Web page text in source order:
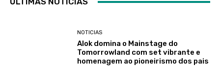
NOTICIAS
Alok domina o Mainstage do
Tomorrowland com set vibrante e
homenagem ao pioneirismo dos pais